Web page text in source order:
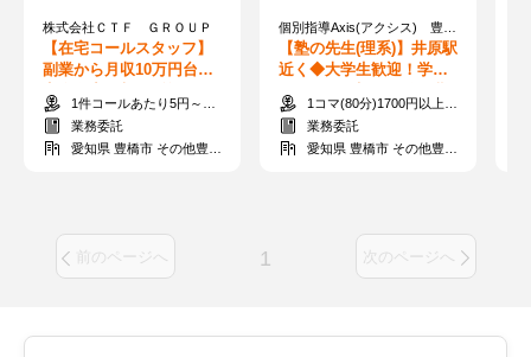
株式会社ＣＴＦ ＧＲＯＵＰ
【在宅コールスタッフ】
副業から月収10万円台も♪
完全在宅×時給換算1,300
～4,000円★
1件コールあたり5円～55円 ※時給換算1,300円～4,000円
業務委託
愛知県 豊橋市 その他豊橋市
【塾の先生(理系)】井原駅
近く◆大学生歓迎！学校
&テスト優先でOK◎短期
も可1コマ(80分)1700円以上＋交通費
業務委託
愛知県 豊橋市 その他豊橋市
前のページへ 1 次のページへ